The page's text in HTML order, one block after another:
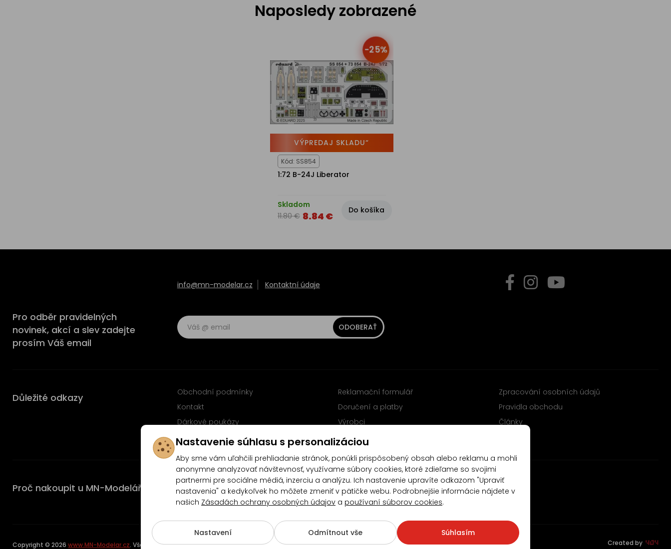
Naposledy zobrazené
-25%
VÝPREDAJ SKLADU“
Kód: SS854
1:72 B-24J Liberator
Skladom
11.80 € 8.84 € Do košíka
info@mn-modelar.cz Kontaktní údaje
Pro odběr pravidelných
novinek, akcí a slev zadejte
prosím Váš email
ODOBERAŤ
Důležité odkazy Obchodní podmínky Reklamační formulář
Zpracování osobních údajů
Kontakt
Doručení a platby
Pravidla obchodu
Dárkové poukázy
Výrobci
Články
Časté dotazy
Sleduj nás na Facebooku
Proč nakoupit u MN-Modelář.cz
4.9/5(10481x) 4.5/5(189x)
Copyright © 2026www.MN-Modelar.cz. Všechna práva vyhrazena. Created by
Nastavenie súhlasu s personalizáciou
Aby sme vám uľahčili prehliadanie stránok, ponúkli prispôsobený obsah alebo reklamu a mohli
anonymne analyzovať návštevnosť, využívame súbory cookies, ktoré zdieľame so svojimi
partnermi pre sociálne médiá, inzerciu a analýzu. Ich nastavenie upravíte odkazom "Upraviť
nastavenia" a kedykoľvek ho môžete zmeniť v pätičke webu. Podrobnejšie informácie nájdete v
našich Zásadách ochrany osobných údajov a používaní súborov cookies.
Nastavení Odmítnout vše Súhlasím